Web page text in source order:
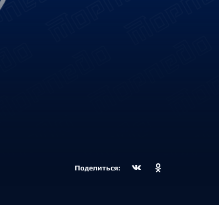
Поделиться: